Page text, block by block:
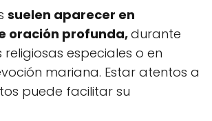
suelen aparecer en
oración profunda,durante
especiales o en
mariana. Estar atentos a
puede facilitar su